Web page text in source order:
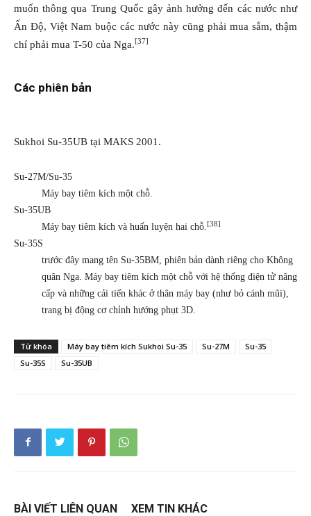
muốn thông qua Trung Quốc gây ảnh hưởng đến các nước như
Ấn Độ, Việt Nam buộc các nước này cũng phải mua sắm, thậm
chí phải mua T-50 của Nga.[37]
Các phiên bản
Sukhoi Su-35UB tại MAKS 2001.
Su-27M/Su-35
Máy bay tiêm kích một chỗ.
Su-35UB
Máy bay tiêm kích và huấn luyện hai chỗ. [38]
Su-35S
trước đây mang tên Su-35BM, phiên bản dành riêng cho Không
quân Nga. Máy bay tiêm kích một chỗ với hệ thống điện tử nâng
cấp và những cải tiến khác ở thân máy bay (như bỏ cánh mũi),
trang bị động cơ chỉnh hướng phụt 3D.
Từ khóa Máy bay tiêm kích Sukhoi Su-35 Su-27M
Su-35
Su-35S
Su-35UB
BÀI VIẾT LIÊN QUAN XEM TIN KHÁC